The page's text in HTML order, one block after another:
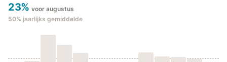
23% voor augustus
50% jaarlijks gemiddelde